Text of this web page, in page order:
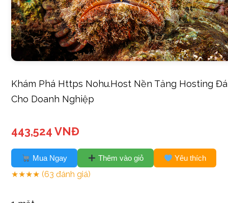
Khám Phá Https Nohu.Host Nền Tảng Hosting
Cho Doanh Nghiệp
443,524 VNĐ
Mua Ngay Thêm vào giỏ Yêu thích
★★★★(63 đánh giá)